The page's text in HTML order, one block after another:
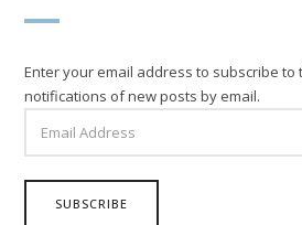
Enter your email address to subscribe to
notifications of new posts by email.
ADDRESS
SUBSCRIBE